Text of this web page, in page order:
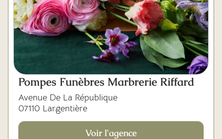
Pompes Funèbres Marbrerie Riffard
Avenue De La République
07110 Largentière
Voir l'agence